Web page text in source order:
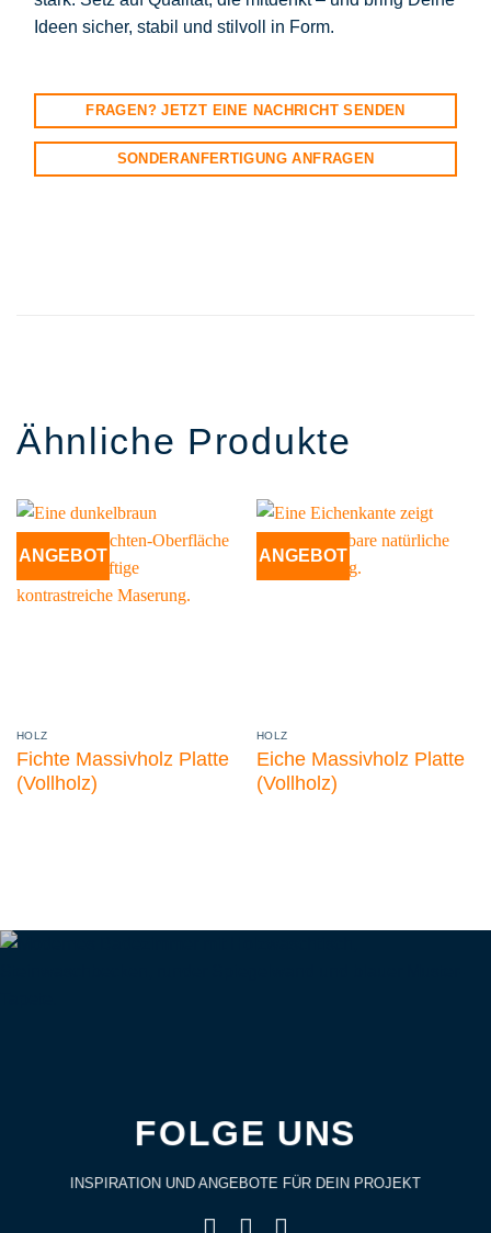
Ideen sicher, stabil und stilvoll in Form.
FRAGEN? JETZT EINE NACHRICHT SENDEN
SONDERANFERTIGUNG ANFRAGEN
Ähnliche Produkte
ANGEBOT
HOLZ
Fichte Massivholz Platte
(Vollholz)
ANGEBOT
HOLZ
Eiche Massivholz Platte
(Vollholz)
FOLGE UNS
INSPIRATION UND ANGEBOTE FÜR DEIN PROJEKT